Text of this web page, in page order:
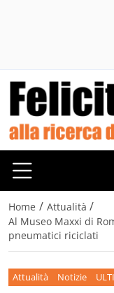
Home / Attualità /
Al Museo Maxxi di
pneumatici riciclati
Attualità Notizie